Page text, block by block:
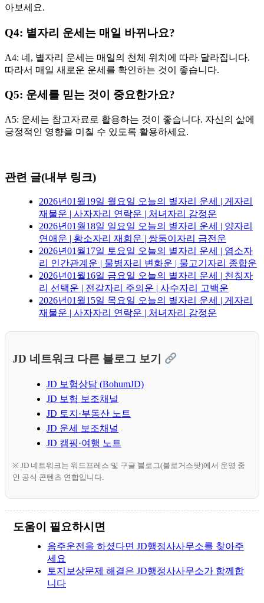
아보세요.
Q4: 별자리 운세는 매일 바뀌나요?
A4: 네, 별자리 운세는 매일의 천체 위치에 따라 달라집니다.
따라서 매일 새로운 운세를 확인하는 것이 좋습니다.
Q5: 운세를 믿는 것이 중요한가요?
A5: 운세는 참고자료로 활용하는 것이 좋습니다. 자신의 삶에
긍정적인 영향을 미칠 수 있도록 활용하세요.
관련 글(내부 링크)
2026년01월19일 월요일 오늘의 별자리 운세 | 게자리
재물운 | 사자자리 연락운 | 처녀자리 감정운
2026년01월18일 일요일 오늘의 별자리 운세 | 양자리
연애운 | 황소자리 재회운 | 쌍둥이자리 금전운
2026년01월17일 토요일 오늘의 별자리 운세 | 염소자
리 인간관계운 | 물병자리 변화운 | 물고기자리 종합운
2026년01월16일 금요일 오늘의 별자리 운세 | 천칭자
리 선택운 | 전갈자리 주의운 | 사수자리 고백운
2026년01월15일 목요일 오늘의 별자리 운세 | 게자리
재물운 | 사자자리 연락운 | 처녀자리 감정운
JD 네트워크 다른 블로그 보기
JD 보험상담 (BohumJD)
JD 보험 보조채널
JD 토지·부동산 노트
JD 운세 보조채널
JD 캠핑·여행 노트
※ JD 네트워크는 워드프레스 및 구글 블로그(블로거스팟)에서 운영 중
인 공식 콘텐츠 연합입니다.
도움이 필요하시면
음주운전을 하셨다면 JD행정사사무소를 찾아주
세요
토지보상문제 해결은 JD행정사사무소가 함께합
니다